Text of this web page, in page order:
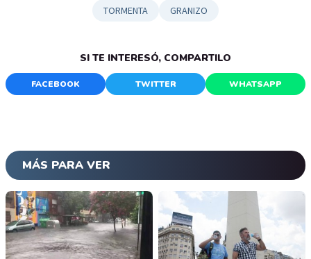
TORMENTA GRANIZO
SI TE INTERESÓ, COMPARTILO
FACEBOOK TWITTER WHATSAPP
MÁS PARA VER